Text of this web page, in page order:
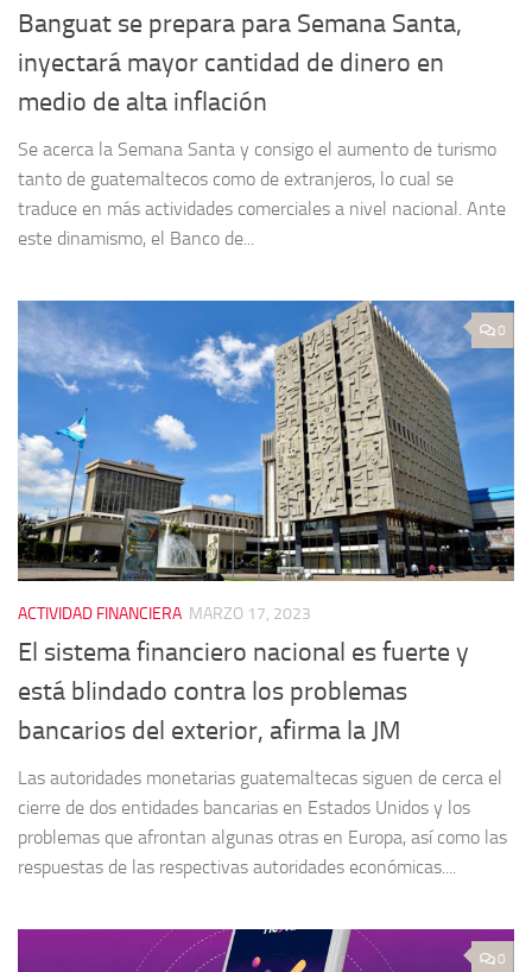
Banguat se prepara para Semana Santa,
inyectará mayor cantidad de dinero en
medio de alta inflación
Se acerca la Semana Santa y consigo el aumento de turismo
tanto de guatemaltecos como de extranjeros, lo cual se
traduce en más actividades comerciales a nivel nacional. Ante
este dinamismo, el Banco de...
0
ACTIVIDAD FINANCIERA MARZO 17, 2023
El sistema financiero nacional es fuerte y
está blindado contra los problemas
bancarios del exterior, afirma la JM
Las autoridades monetarias guatemaltecas siguen de cerca el
cierre de dos entidades bancarias en Estados Unidos y los
problemas que afrontan algunas otras en Europa, así como las
respuestas de las respectivas autoridades económicas....
0